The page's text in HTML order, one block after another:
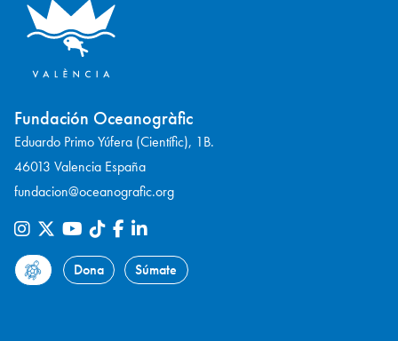
Fundación Oceanogràfic
Eduardo Primo Yúfera (Científic), 1B.
46013 Valencia España
fundacion@oceanografic.org
Dona Súmate